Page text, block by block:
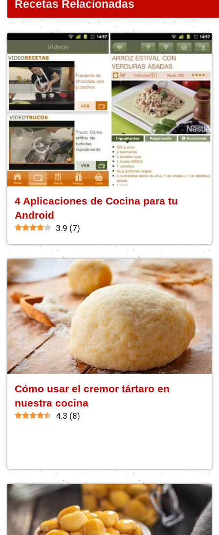
Recetas Relacionadas
4 Aplicaciones de Cocina para tu
Android
3.9 (7)
Cómo usar el cremor tártaro en
nuestra cocina
4.3 (8)